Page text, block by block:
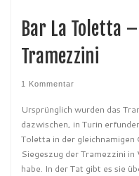
Bar La Toletta
Tramezzini
1 Kommentar
Ursprünglich wurden das
dazwischen, in Turin
Toletta in der gleichnamigen
Siegeszug der Tramezzini in
habe. In der Tat gibt es sie